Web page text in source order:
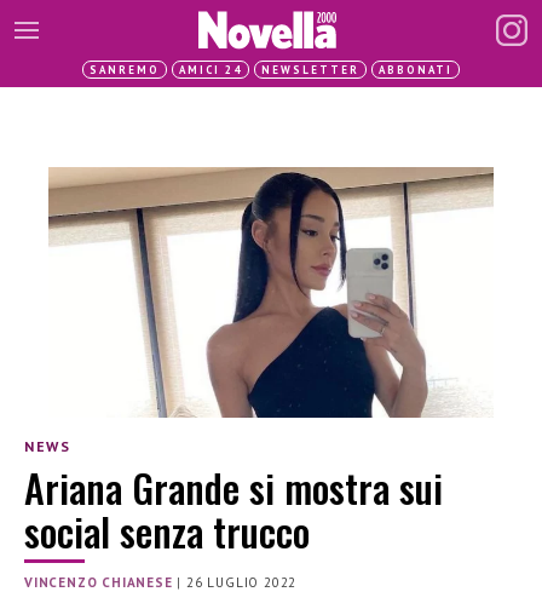
SANREMO AMICI 24 NEWSLETTER ABBONATI
NEWS
Ariana Grande si mostra sui
social senza trucco
VINCENZO CHIANESE |26 LUGLIO 2022